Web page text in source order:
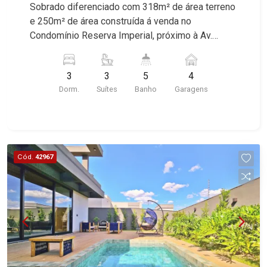
Sobrado diferenciado com 318m² de área terreno
e 250m² de área construída á venda no
Condomínio Reserva Imperial, próximo à Av.
Preto/SP. Conheça as características deste
imóvel que a Martinelli Imobiliária selecionou
para você: - 318m² de área terreno e 250m² de
Varanda gourmet com churrasqueira - Piscina
com hidro - Quintal - Corredor lateral - Jardim -
Sistema de energia solar - Iluminação - 4 vagas,
sendo 2 cobertas - Alto Padrão Martinelli
Imobiliária - excelência absoluta no mercado
imobiliário de Ribeirão Preto. Referência em
imóveis de alto padrão, somos especialistas na
venda e locação de casas térreas, sobrados e
terrenos nos mais desejados condomínios da
3
Dorm.
3
Suítes
5
Banho
4
Garagens
Cód. 42967